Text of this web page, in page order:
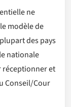
ne
modèle de
des pays
nationale
réceptionner et
Conseil/Cour